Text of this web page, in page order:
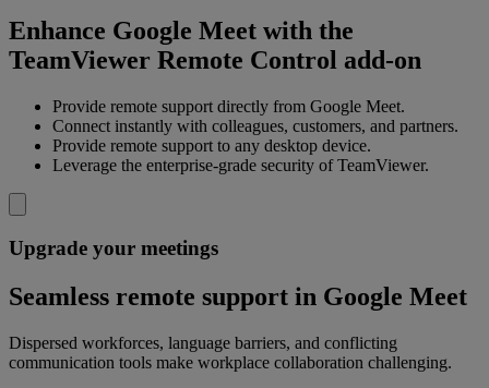
Enhance Google Meet with the
TeamViewer Remote Control add-on
Provide remote support directly from Google Meet.
Connect instantly with colleagues, customers, and partners.
Provide remote support to any desktop device.
Leverage the enterprise-grade security of TeamViewer.
Upgrade your meetings
Seamless remote support in Google Meet
Dispersed workforces, language barriers, and conflicting
communication tools make workplace collaboration challenging.